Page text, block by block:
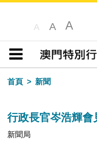
A A A
目錄
首頁
新聞
行政長官岑浩輝
新聞局